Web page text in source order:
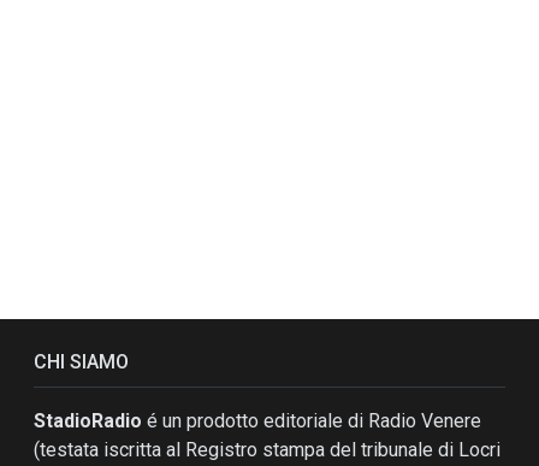
CHI SIAMO
StadioRadio é un prodotto editoriale di Radio Venere
(testata iscritta al Registro stampa del tribunale di Locri